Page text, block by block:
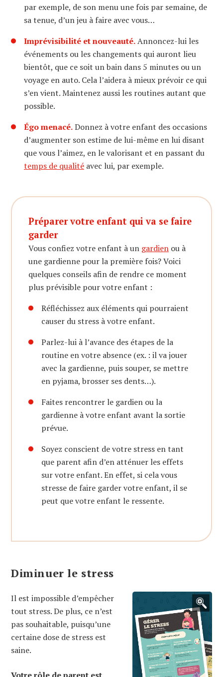
par exemple, de son menu une fois par semaine, de
sa tenue, d’un jeu à faire avec vous…
Imprévisibilité et nouveauté.Annoncez-lui les
événements ou les changements qui auront lieu
bientôt, que ce soit un bain dans 5 minutes ou un
voyage en auto. Cela l’aidera à mieux prévoir ce qui
s’en vient. Maintenez aussi les routines autant que
possible.
Égo menacé.Donnez à votre enfant des occasions
d’augmenter son estime de lui-même en lui disant
que vous l’aimez, en le valorisant et en passant du
temps de qualité avec lui, par exemple.
Préparer votre enfant qui va se faire
garder
Vous confiez votre enfant à un gardien ou à
une gardienne pour la première fois? Voici
quelques conseils afin de rendre ce moment
plus prévisible pour votre enfant :
Réfléchissez aux éléments qui pourraient
causer du stress à votre enfant.
Parlez-lui à l’avance des étapes de la
routine en votre absence (ex. : il va jouer
avec la gardienne, puis souper, se mettre
en pyjama, brosser ses dents…).
Faites rencontrer le gardien ou la
gardienne à votre enfant avant la sortie
prévue.
Soyez conscient de votre stress en tant
que parent afin d’en atténuer les effets
sur votre enfant. En effet, si cela vous
stresse de faire garder votre enfant, il se
peut que votre enfant le ressente.
Diminuer le stress
Il est impossible d’empêcher
tout stress. De plus, ce n’est
pas souhaitable, puisqu’une
certaine dose de stress est
saine.